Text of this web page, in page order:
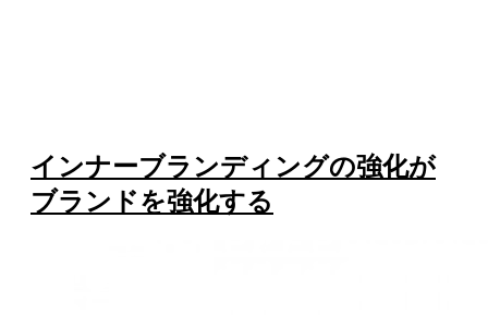
インナーブランディングの強化が
ブランドを強化する